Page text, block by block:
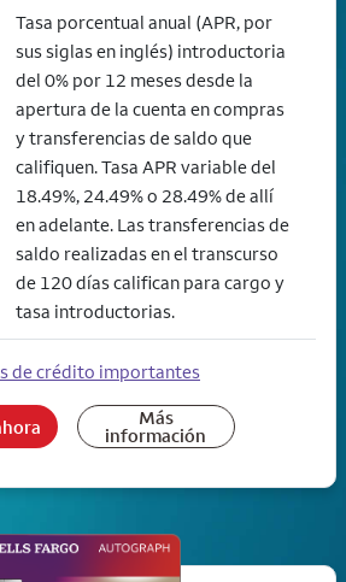
Tasa porcentual anual (APR, por
sus siglas en inglés) introductoria
del 0% por 12 meses desde la
apertura de la cuenta en compras
y transferencias de saldo que
califiquen. Tasa APR variable del
18.49%, 24.49% o 28.49% de allí
en adelante. Las transferencias de
saldo realizadas en el transcurso
de 120 días califican para cargo y
tasa introductorias.
de crédito importantes
Más
información